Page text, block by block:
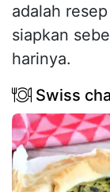
adalah
siapkan
harinya.
Swiss